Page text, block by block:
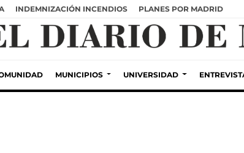
INDEMNIZACIÓN INCENDIOS PLANES POR MADRID
MUNICIPIOS UNIVERSIDAD